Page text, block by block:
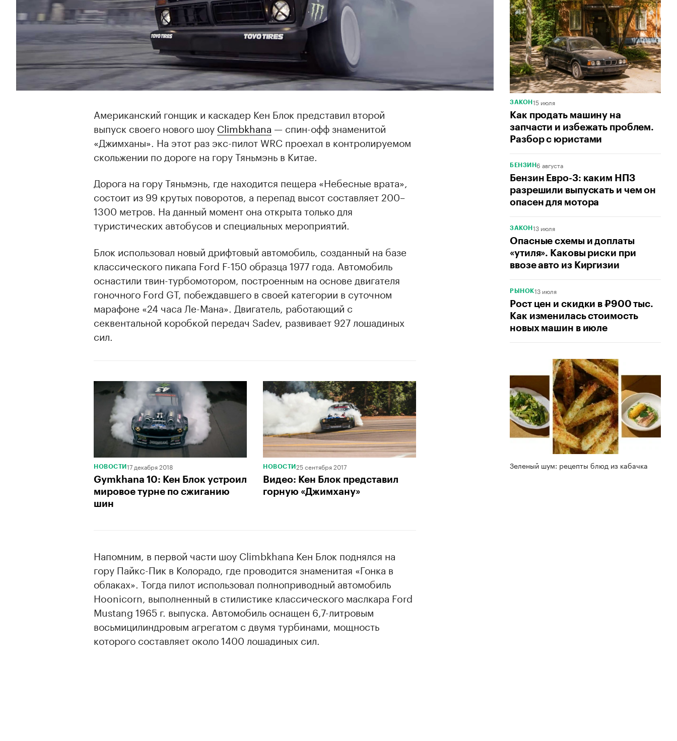
ЗАКОН 15 июля
Как продать машину на
запчасти и избежать проблем.
Разбор с юристами
БЕНЗИН6 августа
Бензин Евро-3: каким НПЗ
разрешили выпускать и чем он
опасен для мотора
ЗАКОН 13 июля
Опасные схемы и доплаты
«утиля». Каковы риски при
ввозе авто из Киргизии
РЫНОК13 июля
Рост цен и скидки в ₽900 тыс.
Как изменилась стоимость
новых машин в июле
Зеленый шум: рецепты блюд из кабачка
Американский гонщик и каскадер Кен Блок представил второй
выпуск своего нового шоу Climbkhana — спин-офф знаменитой
«Джимханы». На этот раз экс-пилот WRC проехал в контролируемом
скольжении по дороге на гору Тяньмэнь в Китае.
Дорога на гору Тяньмэнь, где находится пещера «Небесные врата»,
состоит из 99 крутых поворотов, а перепад высот составляет 200–
1300 метров. На данный момент она открыта только для
туристических автобусов и специальных мероприятий.
Блок использовал новый дрифтовый автомобиль, созданный на базе
классического пикапа Ford F-150 образца 1977 года. Автомобиль
оснастили твин-турбомотором, построенным на основе двигателя
гоночного Ford GT, побеждавшего в своей категории в суточном
марафоне «24 часа Ле-Мана». Двигатель, работающий с
секвентальной коробкой передач Sadev, развивает 927 лошадиных
сил.
НОВОСТИ 17 декабря 2018
Gymkhana 10: Кен Блок устроил
мировое турне по сжиганию
шин
НОВОСТИ 25 сентября 2017
Видео: Кен Блок представил
горную «Джимхану»
Напомним, в первой части шоу Climbkhana Кен Блок поднялся на
гору Пайкс-Пик в Колорадо, где проводится знаменитая «Гонка в
облаках». Тогда пилот использовал полноприводный автомобиль
Hoonicorn, выполненный в стилистике классического маслкара Ford
Mustang 1965 г. выпуска. Автомобиль оснащен 6,7-литровым
восьмицилиндровым агрегатом с двумя турбинами, мощность
которого составляет около 1400 лошадиных сил.